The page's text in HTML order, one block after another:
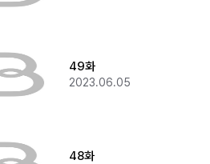
49화
2023.06.05
48화